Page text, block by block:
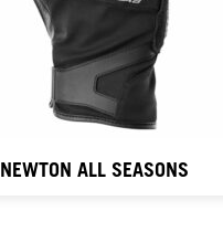
NEWTON ALL SEASONS